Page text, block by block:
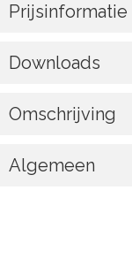
Prijsinformatie
Downloads
Omschrijving
Algemeen